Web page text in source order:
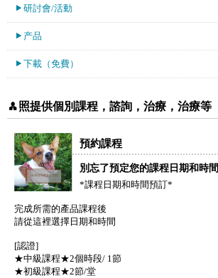
研討會/活動
产品
下載（免費）
照提供個別課程，諮詢，治療，治療等
預約課程
別忘了預定您的課程日期和時間
*課程日期和時間預訂*
完成所需的產品課程後
請從這裡選擇日期和時間
[認證]
★中級課程★2個時段/ 1節
★初級課程★2節/堂